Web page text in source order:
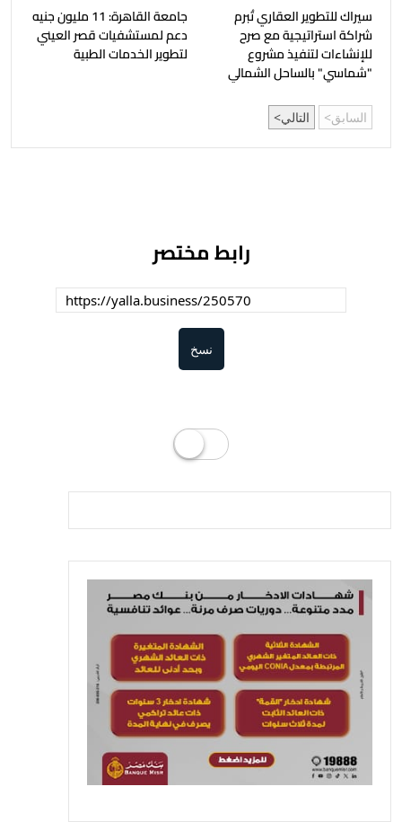
سيراك للتطوير العقاري تُبرم
شراكة استراتيجية مع صرح
للإنشاءات لتنفيذ مشروع
"شماسي" بالساحل الشمالي
جامعة القاهرة: 11 مليون جنيه
دعم لمستشفيات قصر العيني
لتطوير الخدمات الطبية
السابق التالي
رابط مختصر
نسخ